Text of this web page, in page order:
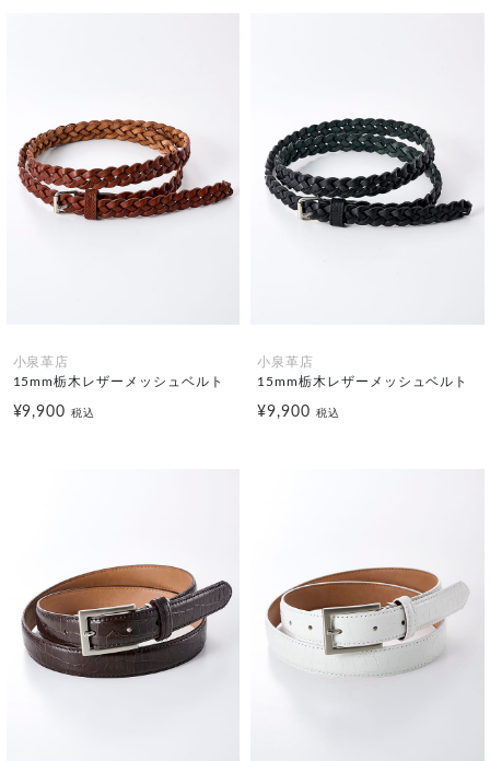
小泉革店
15mm栃木レザーメッシュベルト
¥9,900税込
小泉革店
15mm栃木レザーメッシュベルト
¥9,900 税込